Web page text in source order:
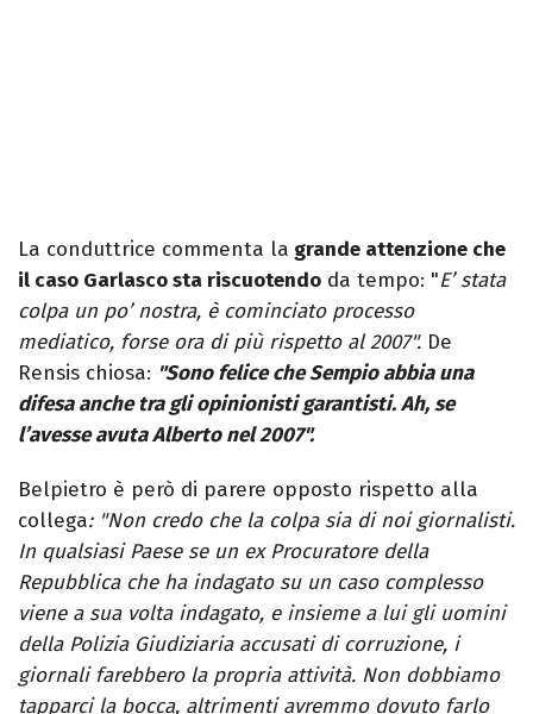
La conduttrice commenta la grande attenzione che
il caso Garlasco sta riscuotendo da tempo: "E’ stata
colpa un po’ nostra, è cominciato processo
mediatico, forse ora di più rispetto al 2007". De
Rensis chiosa: "Sono felice che Sempio abbia una
difesa anche tra gli opinionisti garantisti. Ah, se
l’avesse avuta Alberto nel 2007".
Belpietro è però di parere opposto rispetto alla
collega: "Non credo che la colpa sia di noi giornalisti.
In qualsiasi Paese se un ex Procuratore della
Repubblica che ha indagato su un caso complesso
viene a sua volta indagato, e insieme a lui gli uomini
della Polizia Giudiziaria accusati di corruzione, i
giornali farebbero la propria attività. Non dobbiamo
tapparci la bocca, altrimenti avremmo dovuto farlo